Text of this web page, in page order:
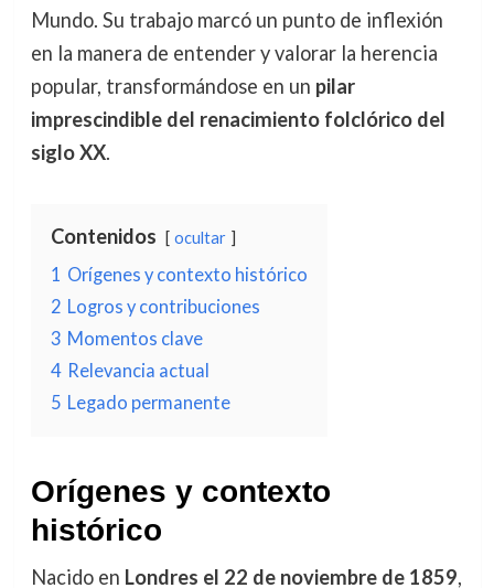
Mundo. Su trabajo marcó un punto de inflexión
en la manera de entender y valorar la herencia
popular, transformándose en un pilar
imprescindible del renacimiento folclórico del
siglo XX.
Contenidos ocultar
1 Orígenes y contexto histórico
2 Logros y contribuciones
3 Momentos clave
4 Relevancia actual
5 Legado permanente
Orígenes y contexto
histórico
Nacido en Londres el 22 de noviembre de 1859,